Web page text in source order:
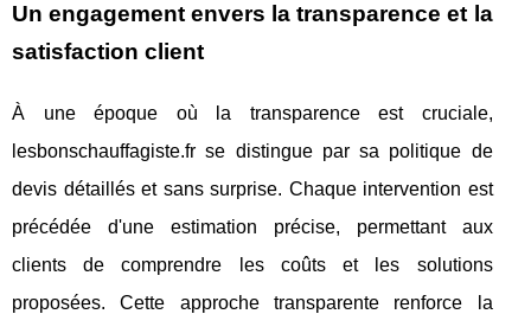
Un engagement envers la transparence et la
satisfaction client
À une époque où la transparence est cruciale,
lesbonschauffagiste.fr se distingue par sa politique de
devis détaillés et sans surprise. Chaque intervention est
précédée d'une estimation précise, permettant aux
clients de comprendre les coûts et les solutions
proposées. Cette approche transparente renforce la